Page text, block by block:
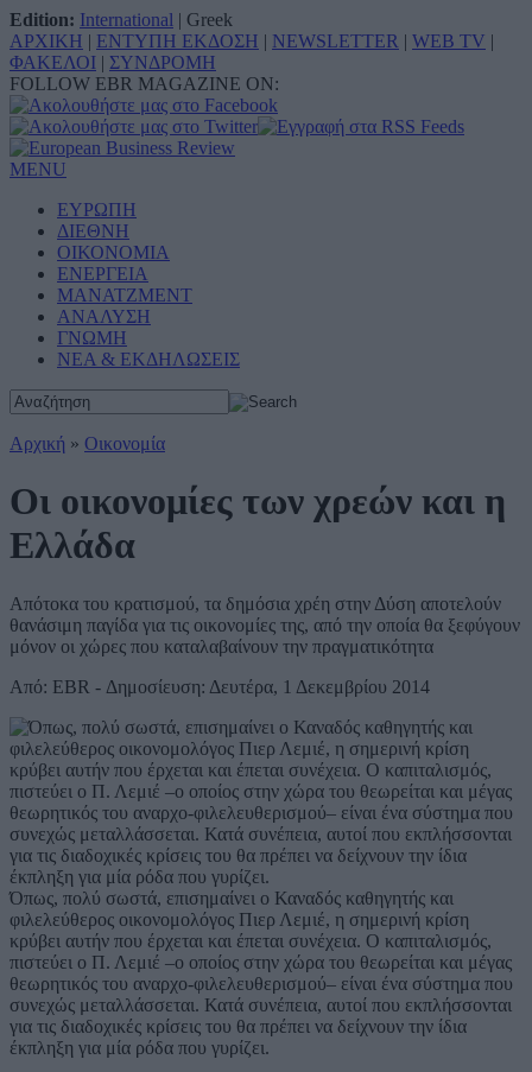
Edition: International | Greek
ΑΡΧΙΚΗ | ΕΝΤΥΠΗ ΕΚΔΟΣΗ | NEWSLETTER | WEB TV |
ΦΑΚΕΛΟΙ | ΣΥΝΔΡΟΜΗ
FOLLOW EBR MAGAZINE ON:
MENU
ΕΥΡΩΠΗ
ΔΙΕΘΝΗ
ΟΙΚΟΝΟΜΙΑ
ΕΝΕΡΓΕΙΑ
ΜΑΝΑΤΖΜΕΝΤ
ΑΝΑΛΥΣΗ
ΓΝΩΜΗ
ΝΕΑ & ΕΚΔΗΛΩΣΕΙΣ
Αρχική » Οικονομία
Οι οικονομίες των χρεών και η
Ελλάδα
Απότοκα του κρατισμού, τα δημόσια χρέη στην Δύση αποτελούν
θανάσιμη παγίδα για τις οικονομίες της, από την οποία θα ξεφύγουν
μόνον οι χώρες που καταλαβαίνουν την πραγματικότητα
Από: EBR - Δημοσίευση: Δευτέρα, 1 Δεκεμβρίου 2014
Όπως, πολύ σωστά, επισημαίνει ο Καναδός καθηγητής και
φιλελεύθερος οικονομολόγος Πιερ Λεμιέ, η σημερινή κρίση
κρύβει αυτήν που έρχεται και έπεται συνέχεια. Ο καπιταλισμός,
πιστεύει ο Π. Λεμιέ –ο οποίος στην χώρα του θεωρείται και μέγας
θεωρητικός του αναρχο-φιλελευθερισμού– είναι ένα σύστημα που
συνεχώς μεταλλάσσεται. Κατά συνέπεια, αυτοί που εκπλήσσονται
για τις διαδοχικές κρίσεις του θα πρέπει να δείχνουν την ίδια
έκπληξη για μία ρόδα που γυρίζει.